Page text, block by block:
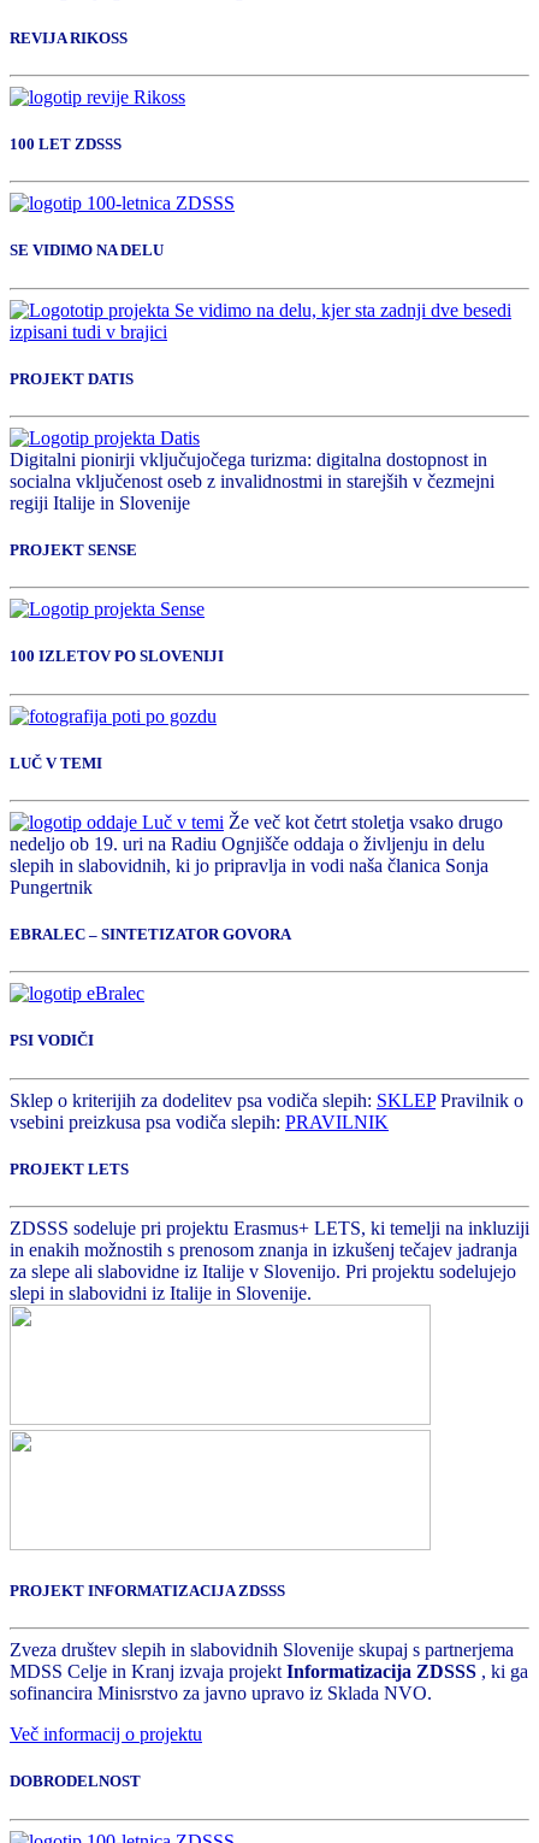
REVIJA RIKOSS
100 LET ZDSSS
SE VIDIMO NA DELU
PROJEKT DATIS
Digitalni pionirji vključujočega turizma: digitalna dostopnost in
socialna vključenost oseb z invalidnostmi in starejših v čezmejni
regiji Italije in Slovenije
PROJEKT SENSE
100 IZLETOV PO SLOVENIJI
LUČ V TEMI
Že več kot četrt stoletja vsako drugo
nedeljo ob 19. uri na Radiu Ognjišče oddaja o življenju in delu
slepih in slabovidnih, ki jo pripravlja in vodi naša članica Sonja
Pungertnik
EBRALEC – SINTETIZATOR GOVORA
PSI VODIČI
Sklep o kriterijih za dodelitev psa vodiča slepih: SKLEPPravilnik o
vsebini preizkusa psa vodiča slepih: PRAVILNIK
PROJEKT LETS
ZDSSS sodeluje pri projektu Erasmus+ LETS, ki temelji na inkluziji
in enakih možnostih s prenosom znanja in izkušenj tečajev jadranja
za slepe ali slabovidne iz Italije v Slovenijo. Pri projektu sodelujejo
slepi in slabovidni iz Italije in Slovenije.
PROJEKT INFORMATIZACIJA ZDSSS
Zveza društev slepih in slabovidnih Slovenije skupaj s partnerjema
MDSS Celje in Kranj izvaja projekt Informatizacija ZDSSS , ki ga
sofinancira Minisrstvo za javno upravo iz Sklada NVO.
Več informacij o projektu
DOBRODELNOST